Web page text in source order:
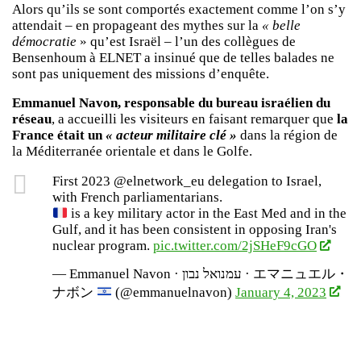
Alors qu’ils se sont comportés exactement comme l’on s’y
attendait – en propageant des mythes sur la « belle
démocratie » qu’est Israël – l’un des collègues de
Bensenhoum à ELNET a insinué que de telles balades ne
sont pas uniquement des missions d’enquête.
Emmanuel Navon, responsable du bureau israélien du
réseau, a accueilli les visiteurs en faisant remarquer que la
France était un« acteur militaire clé » dans la région de
la Méditerranée orientale et dans le Golfe.
First 2023 @elnetwork_eu delegation to Israel,
with French parliamentarians.
is a key military actor in the East Med and in the
Gulf, and it has been consistent in opposing Iran's
nuclear program. pic.twitter.com/2jSHeF9cGO
— Emmanuel Navon · עמנואל נבון · エマニュエル・
ナボン
(@emmanuelnavon)January 4, 2023